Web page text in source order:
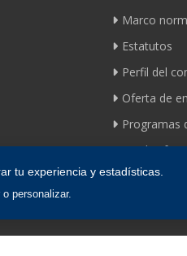
tu experiencia y estadísticas.
personalizar.
Marco
Estatutos
Perfil del
Oferta de
Programas
Ayudas